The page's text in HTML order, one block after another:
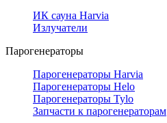
ИК сауна Harvia
Излучатели
Парогенераторы
Парогенераторы Harvia
Парогенераторы Helo
Парогенераторы Tylo
Запчасти к парогенераторам